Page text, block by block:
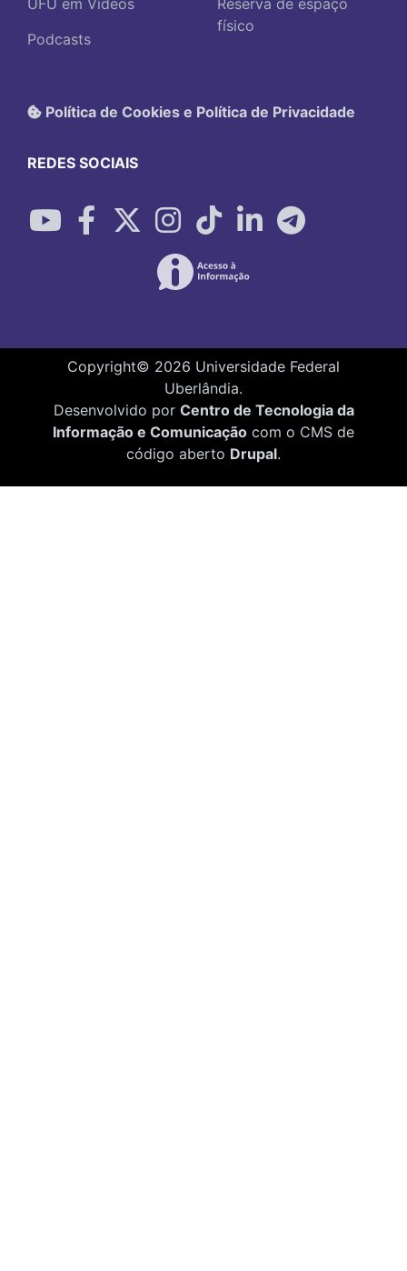
UFU em Vídeos
Podcasts
Reserva de espaço
físico
Política de Cookies e Política de Privacidade
REDES SOCIAIS
Copyright© 2026 Universidade Federal
Uberlândia.
Desenvolvido por Centro de Tecnologia da
Informação e Comunicação com o CMS de
código aberto Drupal.